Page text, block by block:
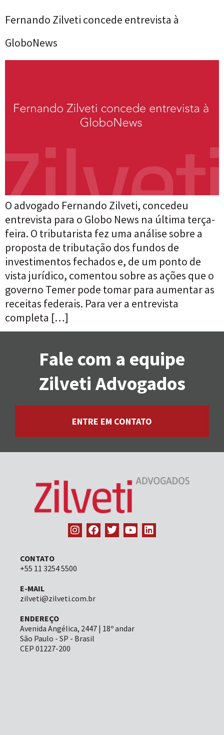
Fernando Zilveti concede entrevista à
GloboNews
O advogado Fernando Zilveti, concedeu
entrevista para o Globo News na última terça-
feira. O tributarista fez uma análise sobre a
proposta de tributação dos fundos de
investimentos fechados e, de um ponto de
vista jurídico, comentou sobre as ações que o
governo Temer pode tomar para aumentar as
receitas federais. Para ver a entrevista
completa […]
Fale com a equipe
Zilveti Advogados
ENTRE EM CONTATO
CONTATO
+55 11 3254 5500
E-MAIL
zilveti@zilveti.com.br
ENDEREÇO
Avenida Angélica, 2447 | 18º andar
São Paulo - SP - Brasil
CEP 01227-200